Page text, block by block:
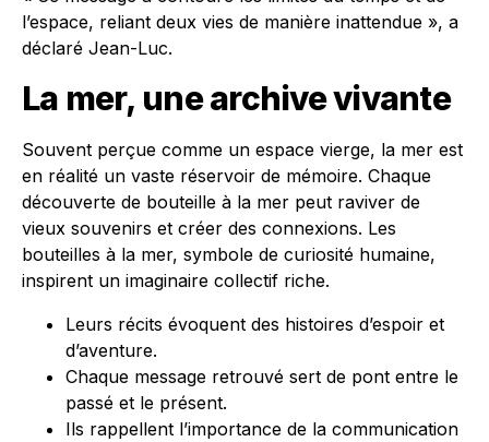
l’espace, reliant deux vies de manière inattendue », a
déclaré Jean-Luc.
La mer, une archive vivante
Souvent perçue comme un espace vierge, la mer est
en réalité un vaste réservoir de mémoire. Chaque
découverte de bouteille à la mer peut raviver de
vieux souvenirs et créer des connexions. Les
bouteilles à la mer, symbole de curiosité humaine,
inspirent un imaginaire collectif riche.
Leurs récits évoquent des histoires d’espoir et
d’aventure.
Chaque message retrouvé sert de pont entre le
passé et le présent.
Ils rappellent l’importance de la communication